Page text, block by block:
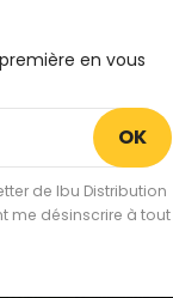
en vous
de Ibu Distribution
me désinscrire à tout